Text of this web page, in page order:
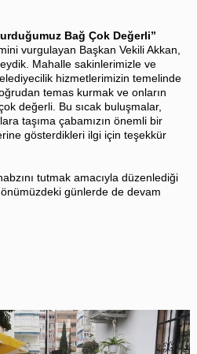
Bağ Çok Değerli”
vurgulayan Başkan Vekili Akkan,
Mahalle sakinlerimizle ve
hizmetlerimizin temelinde
temas kurmak ve onların
değerli. Bu sıcak buluşmalar,
taşıma çabamızın önemli bir
gösterdikleri ilgi için teşekkür
tutmak amacıyla düzenlediği
günlerde de devam